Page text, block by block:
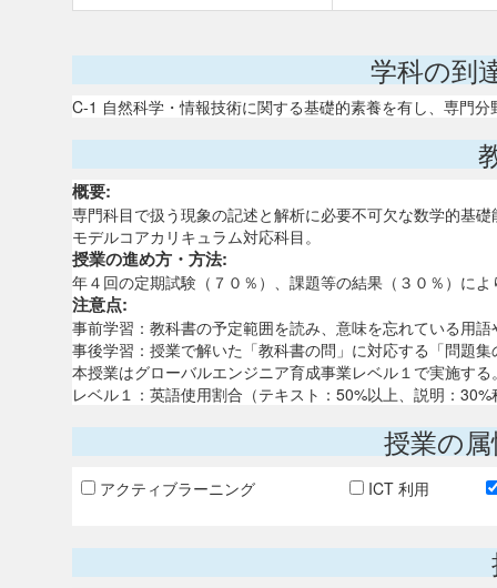
学科の到
C-1 自然科学・情報技術に関する基礎的素養を有し、専門
概要:
専門科目で扱う現象の記述と解析に必要不可欠な数学的基
モデルコアカリキュラム対応科目。
授業の進め方・方法:
年４回の定期試験（７０％）、課題等の結果（３０％）に
注意点:
事前学習：教科書の予定範囲を読み、意味を忘れている用
事後学習：授業で解いた「教科書の問」に対応する「問題
本授業はグローバルエンジニア育成事業レベル１で実施する
レベル１：英語使用割合（テキスト：50%以上、説明：30%
授業の
アクティブラーニング ICT 利用